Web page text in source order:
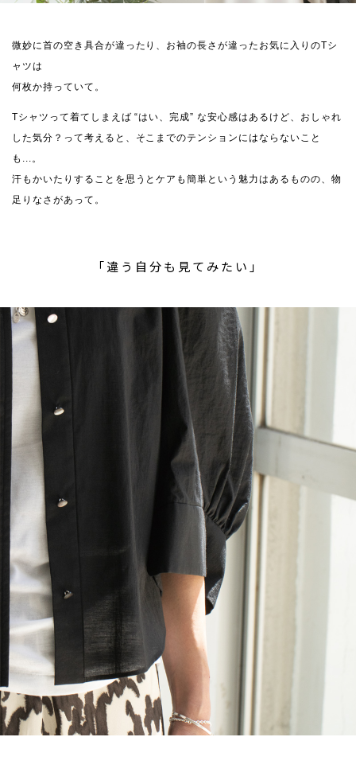
微妙に首の空き具合が違ったり、お袖の長さが違ったお気に入りのTシ
ャツは
何枚か持っていて。
Tシャツって着てしまえば “はい、完成” な安心感はあるけど、おしゃれ
した気分？って考えると、そこまでのテンションにはならないこと
も...。
汗もかいたりすることを思うとケアも簡単という魅力はあるものの、物
足りなさがあって。
「違う自分も見てみたい」